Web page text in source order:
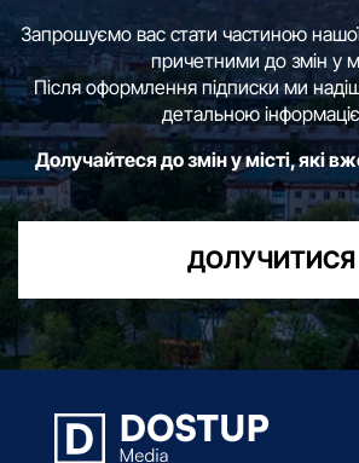
Запрошуємо вас стати частиною
причетними до змін у
Після оформлення підписки ми
детальною
Долучайтеся до змін у місті, які
ДОЛУЧИТИСЯ